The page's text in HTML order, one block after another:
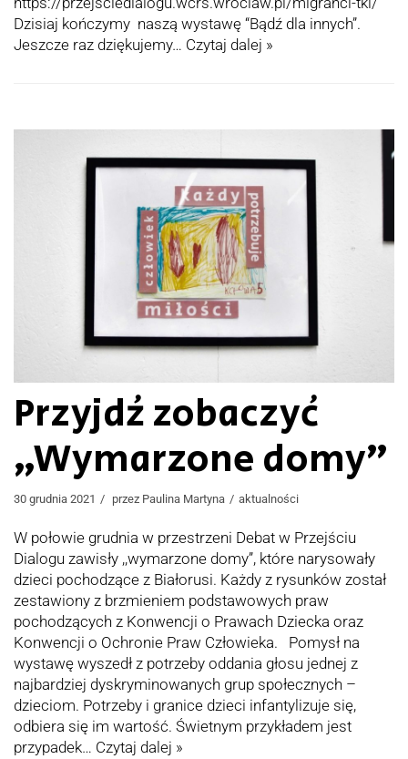
Dzisiaj kończymy naszą wystawę “Bądź dla innych”.
Jeszcze raz dziękujemy… Czytaj dalej »
Przyjdź zobaczyć
„Wymarzone domy”
30 grudnia 2021 przez Paulina Martyna aktualności
W połowie grudnia w przestrzeni Debat w Przejściu
Dialogu zawisły ,,wymarzone domy”, które narysowały
dzieci pochodzące z Białorusi. Każdy z rysunków został
zestawiony z brzmieniem podstawowych praw
pochodzących z Konwencji o Prawach Dziecka oraz
Konwencji o Ochronie Praw Człowieka. Pomysł na
wystawę wyszedł z potrzeby oddania głosu jednej z
najbardziej dyskryminowanych grup społecznych –
dzieciom. Potrzeby i granice dzieci infantylizuje się,
odbiera się im wartość. Świetnym przykładem jest
przypadek… Czytaj dalej »